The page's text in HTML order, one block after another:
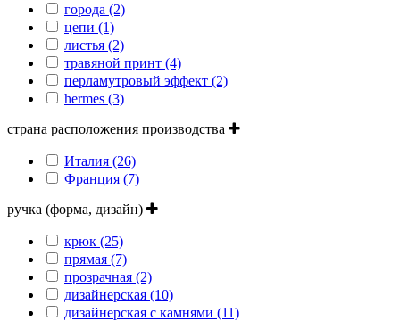
города (2)
цепи (1)
листья (2)
травяной принт (4)
перламутровый эффект (2)
hermes (3)
страна расположения производства
Италия (26)
Франция (7)
ручка (форма, дизайн)
крюк (25)
прямая (7)
прозрачная (2)
дизайнерская (10)
дизайнерская с камнями (11)